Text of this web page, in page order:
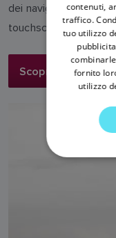
dei navigatori
touchscreen o
Scopri di più
contenuti,
traffico.
tuo utilizzo
fornito
utilizzo